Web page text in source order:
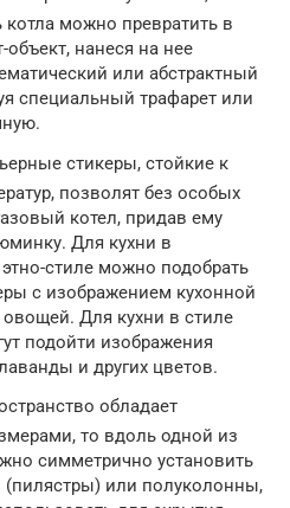
можно превратить в
нанеся на нее
или абстрактный
специальный трафарет или
стикеры, стойкие к
позволят без особых
котел, придав ему
Для кухни в
стиле можно подобрать
с изображением кухонной
овощей. Для кухни в стиле
подойти изображения
и других цветов.
обладает
то вдоль одной из
симметрично установить
или полуколонны,